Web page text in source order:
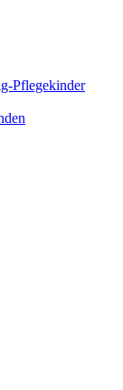
Pflegekinder